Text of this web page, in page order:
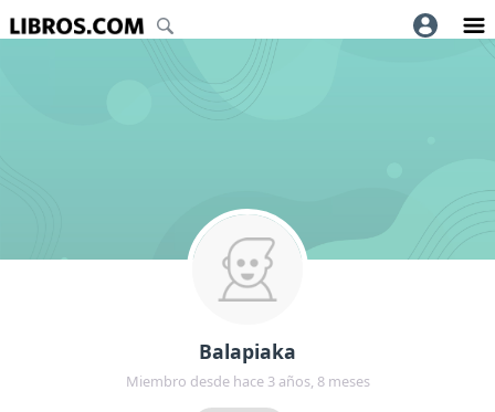
Balapiaka
Miembro desde hace 3 años, 8 meses